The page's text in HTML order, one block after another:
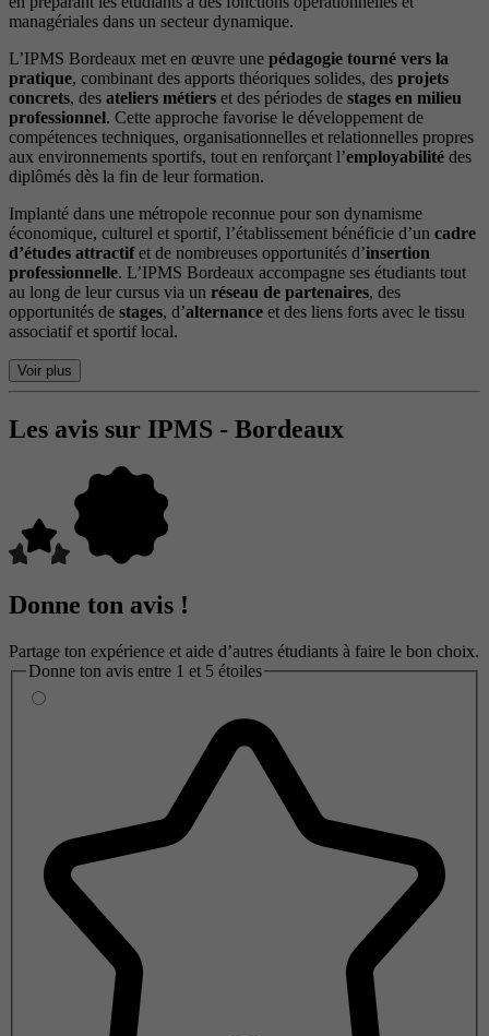
managériales dans un secteur dynamique.
L’IPMS Bordeaux met en œuvre une pédagogie tourné vers la
pratique, combinant des apports théoriques solides, des projets
concrets, des ateliers métiers et des périodes de stages en milieu
professionnel. Cette approche favorise le développement de
compétences techniques, organisationnelles et relationnelles propres
aux environnements sportifs, tout en renforçant l’employabilité des
diplômés dès la fin de leur formation.
Implanté dans une métropole reconnue pour son dynamisme
économique, culturel et sportif, l’établissement bénéficie d’un cadre
d’études attractifet de nombreuses opportunités d’insertion
professionnelle. L’IPMS Bordeaux accompagne ses étudiants tout
au long de leur cursus via un réseau de partenaires, des
opportunités de stages, d’alternance et des liens forts avec le tissu
associatif et sportif local.
Voir plus
Les avis sur IPMS - Bordeaux
Donne ton avis !
Partage ton expérience et aide d’autres étudiants à faire le bon choix.
Donne ton avis entre 1 et 5 étoiles